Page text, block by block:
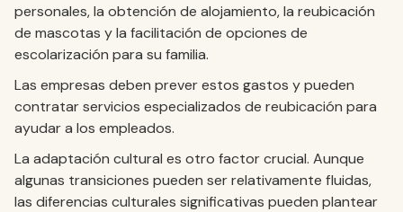
personales, la obtención de alojamiento, la reubicación
de mascotas y la facilitación de opciones de
escolarización para su familia.
Las empresas deben prever estos gastos y pueden
contratar servicios especializados de reubicación para
ayudar a los empleados.
La adaptación cultural es otro factor crucial. Aunque
algunas transiciones pueden ser relativamente fluidas,
las diferencias culturales significativas pueden plantear